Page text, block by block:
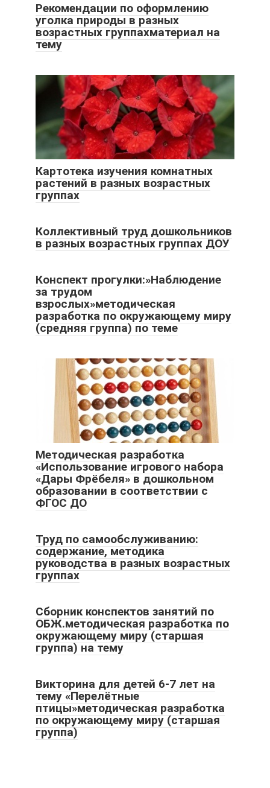
Рекомендации по оформлению
уголка природы в разных
возрастных группахматериал на
тему
Картотека изучения комнатных
растений в разных возрастных
группах
Коллективный труд дошкольников
в разных возрастных группах ДОУ
Конспект прогулки:»Наблюдение
за трудом
взрослых»методическая
разработка по окружающему миру
(средняя группа) по теме
Методическая разработка
«Использование игрового набора
«Дары Фрёбеля» в дошкольном
образовании в соответствии с
ФГОС ДО
Труд по самообслуживанию:
содержание, методика
руководства в разных возрастных
группах
Сборник конспектов занятий по
ОБЖ.методическая разработка по
окружающему миру (старшая
группа) на тему
Викторина для детей 6-7 лет на
тему «Перелётные
птицы»методическая разработка
по окружающему миру (старшая
группа)